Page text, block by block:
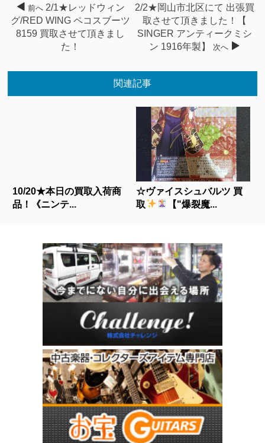
前へ 2/1★レッドウィン
グ/RED WING ペコスブーツ
8159 買取させて頂きまし
た！
2/2★岡山市北区にて 出張買
取させて頂きました！【
SINGER アンティークミシ
ン 1916年製】
次へ
関連記事
10/20★本日の買取入荷商
品！《ニンテ...
☆ヴァイスシュバルツ 買
取
【"爆裂魔...